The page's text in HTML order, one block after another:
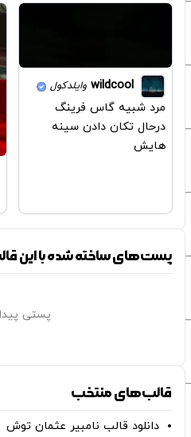
wildcool وایلدکول
مرد شبیه گاس فرینگ
درحال تکان دادن سینه
هایش
پست‌های ساخته شده با این
پستی
قالب‌های منتخب
دانلود قالب نامبیر عثمان ‌توش